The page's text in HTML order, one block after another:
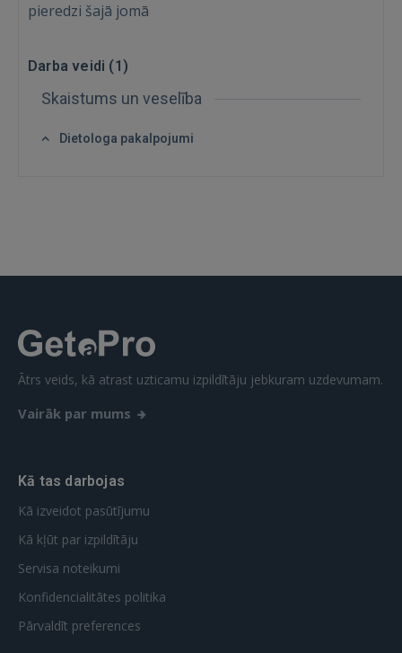
Ienākt
pieredzi šajā jomā
Darba veidi (1)
Skaistums un veselība
Dietologa pakalpojumi
Ātrs veids, kā atrast uzticamu izpildītāju jebkuram uzdevumam.
Vairāk par mums
Kā tas darbojas
Kā izveidot pasūtījumu
Kā kļūt par izpildītāju
Servisa noteikumi
Konfidencialitātes politika
Pārvaldīt preferences